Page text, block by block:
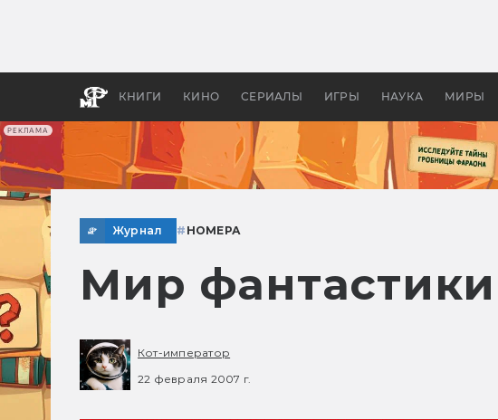
РЕКЛАМА
КНИГИ КИНО СЕРИАЛЫ ИГРЫ НАУКА МИРЫ
апокалипсис, в
Журнал # НОМЕРА
Мир
Кот-император
22 февраля 2007 г.